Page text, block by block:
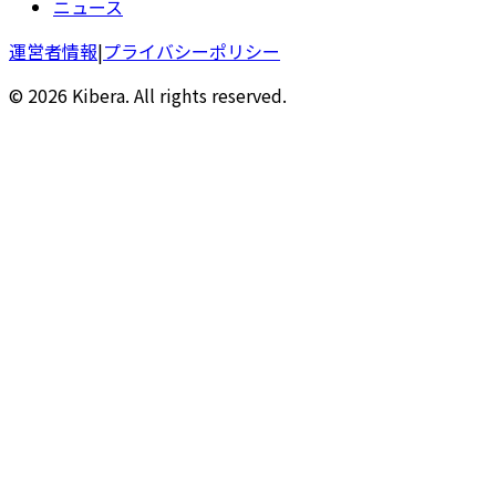
ニュース
運営者情報|プライバシーポリシー
© 2026 Kibera. All rights reserved.